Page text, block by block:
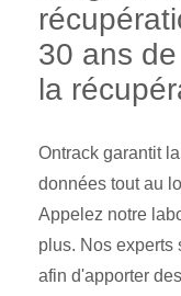
30 ans
la
Ontrack garantit
données tout au
Appelez notre
plus. Nos experts
afin d'apporter